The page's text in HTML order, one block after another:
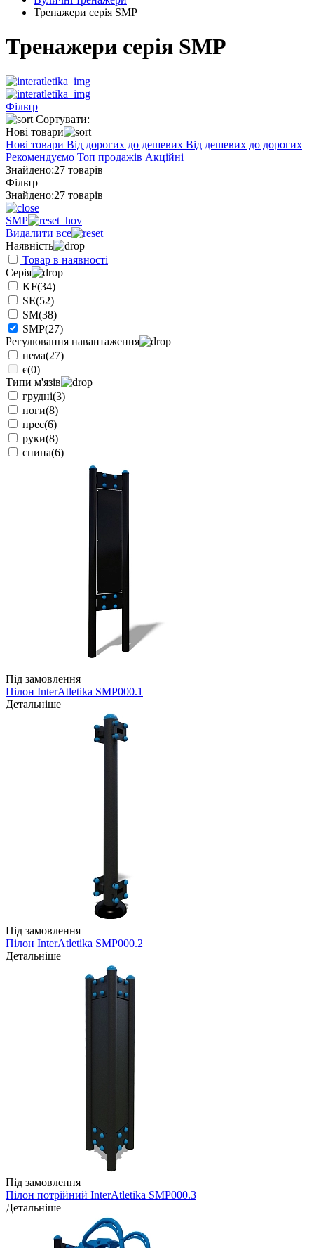
Тренажери серія SMP
Тренажери серія SMP
Фільтр
Сортувати:
Нові товари
Нові товари Від дорогих до дешевих Від дешевих до дорогих
Рекомендуємо Топ продажів Акційні
Знайдено:27 товарів
Фільтр
Знайдено:27 товарів
SMP
Видалити все
Наявність
Товар в наявності
Серія
KF(34)
SE(52)
SM(38)
SMP(27)
Регулювання навантаження
нема(27)
є(0)
Типи м'язів
грудні(3)
ноги(8)
прес(6)
руки(8)
спина(6)
Під замовлення
Пілон InterAtletika SMP000.1
Детальніше
Під замовлення
Пілон InterAtletika SMP000.2
Детальніше
Під замовлення
Пілон потрійний InterAtletika SMP000.3
Детальніше